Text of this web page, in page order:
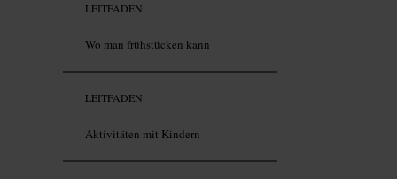
LEITFADEN
Wo man frühstücken kann
LEITFADEN
Aktivitäten mit Kindern